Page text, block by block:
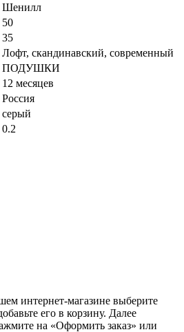
Шенилл
50
35
Лофт, скандинавский, современный
ПОДУШКИ
12 месяцев
Россия
серый
0.2
интернет-магазине выберите
его в корзину. Далее
на «Оформить заказ» или